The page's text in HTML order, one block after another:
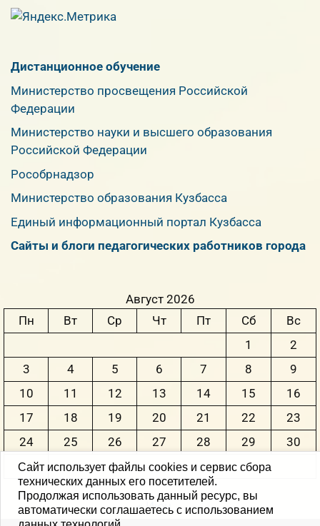
Дистанционное обучение
Министерство просвещения Российской
Федерации
Министерство науки и высшего образования
Российской Федерации
Рособрнадзор
Министерство образования Кузбасса
Единый информационный портал Кузбасса
Сайты и блоги педагогических работников города
Август 2026
Пн
Вт Ср Чт Пт Сб
Вс
1
2
3
4 5 6 7 8
9
10
11 12 13 14 15
16
17
18 19 20 21 22
23
24
25 26 27 28 29
30
31
« Июн
Сайт использует файлы cookies и сервис сбора
технических данных его посетителей.
Продолжая использовать данный ресурс, вы
автоматически соглашаетесь с использованием